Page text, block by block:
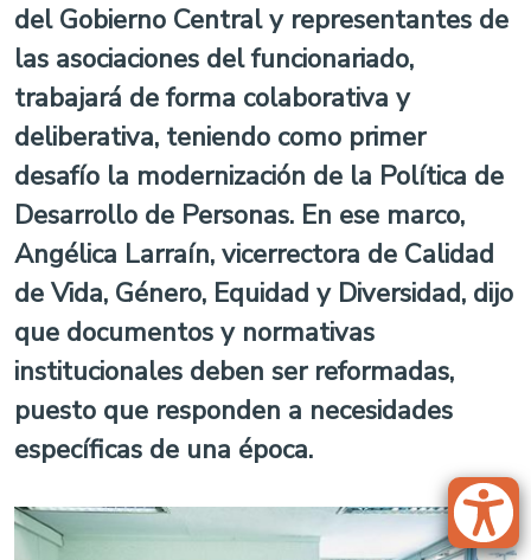
del Gobierno Central y representantes de
las asociaciones del funcionariado,
trabajará de forma colaborativa y
deliberativa, teniendo como primer
desafío la modernización de la Política de
Desarrollo de Personas. En ese marco,
Angélica Larraín, vicerrectora de Calidad
de Vida, Género, Equidad y Diversidad, dijo
que documentos y normativas
institucionales deben ser reformadas,
puesto que responden a necesidades
específicas de una época.